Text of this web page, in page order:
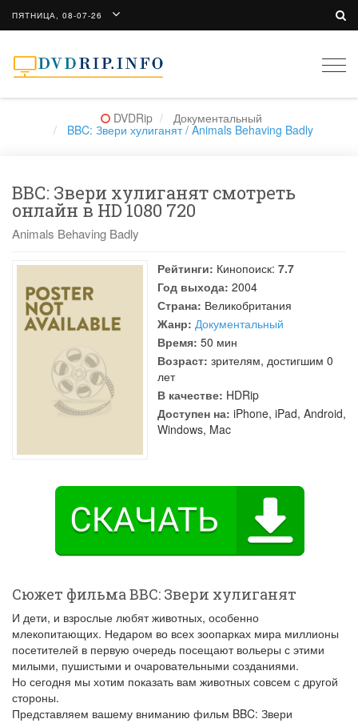
ПЯТНИЦА, 08-07-26
DVDRip Документальный
BBC: Звери хулиганят / Animals Behaving Badly
BBC: Звери хулиганят смотреть
онлайн в HD 1080 720
Animals Behaving Badly
Рейтинги: Кинопоиск: 7.7
Год выхода: 2004
Страна: Великобритания
Жанр: Документальный
Время: 50 мин
Возраст: зрителям, достигшим 0
лет
В качестве: HDRip
Доступен на: iPhone, iPad, Android,
Windows, Mac
Сюжет фильма BBC: Звери хулиганят
И дети, и взрослые любят животных, особенно
млекопитающих. Недаром во всех зоопарках мира миллионы
посетителей в первую очередь посещают вольеры с этими
милыми, пушистыми и очаровательными созданиями.
Но сегодня мы хотим показать вам животных совсем с другой
стороны.
Представляем вашему вниманию фильм BBC: Звери